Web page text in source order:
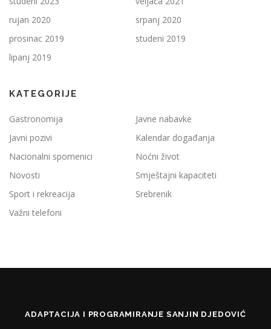
rujan 2020
srpanj 2020
prosinac 2019
studeni 2019
lipanj 2019
KATEGORIJE
Gastronomija
Javne nabavke
Javni pozivi
Kalendar događanja
Nacionalni spomenici
Noćni život
Novosti
Smještajni kapaciteti
Sport i rekreacija
Srebrenik
Važni telefoni
ADAPTACIJA I PROGRAMIRANJE SANJIN DJEDOVIĆ